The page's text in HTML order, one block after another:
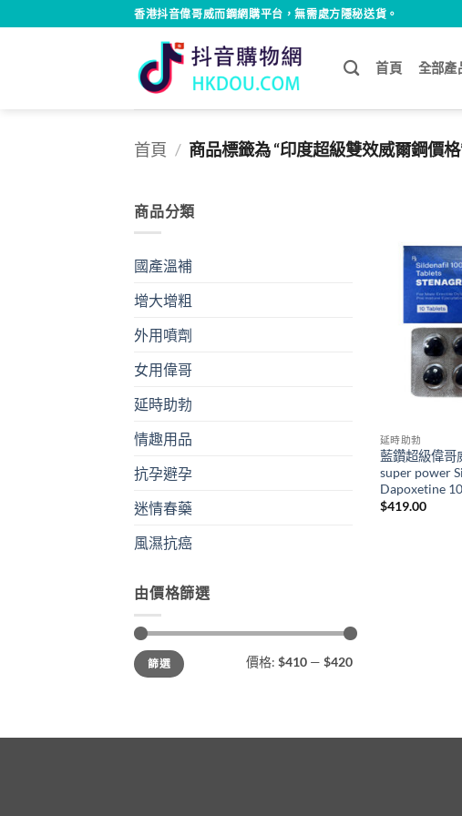
to
香港抖音偉哥威而鋼網購平台，無需處方隱秘送貨。
首頁 全部產
首頁 / 商品標籤為 “印度超級雙效威爾鋼價格
商品分類
國產溫補
增大增粗
外用噴劑
女用偉哥
延時助勃
情趣用品
抗孕避孕
迷情春藥
風濕抗癌
由價格篩選
最
低
價
最
高
價
篩選 價格: $410 — $420
延時助勃
藍鑽超級偉哥
super power
Dapoxetine
$419.00